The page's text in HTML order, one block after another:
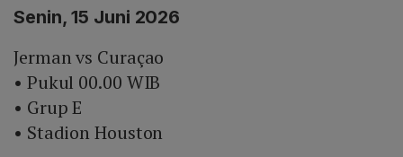
Senin, 15 Juni 2026
Jerman vs Curaçao
• Pukul 00.00 WIB
• Grup E
• Stadion Houston